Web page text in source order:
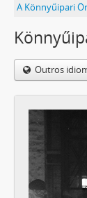
A Könnyűipari
Outros